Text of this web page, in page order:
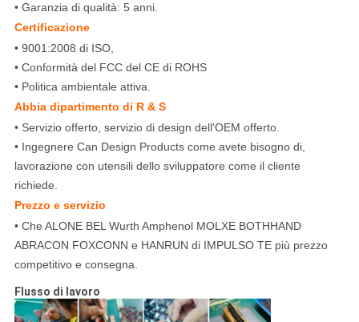
• Garanzia di qualità: 5 anni.
Certificazione
• 9001:2008 di ISO,
• Conformità del FCC del CE di ROHS
• Politica ambientale attiva.
Abbia dipartimento di R & S
• Servizio offerto, servizio di design dell'OEM offerto.
• Ingegnere Can Design Products come avete bisogno di,
lavorazione con utensili dello sviluppatore come il cliente
richiede.
Prezzo e servizio
• Che ALONE BEL Wurth Amphenol MOLXE BOTHHAND
ABRACON FOXCONN e HANRUN di IMPULSO TE più prezzo
competitivo e consegna.
Flusso di lavoro